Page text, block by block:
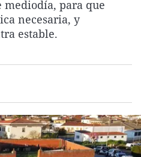
La rosa de los vientos
Gente viajera
Caso
Retornados
Extremadura
Galicia
Virales
Televisión
mediodía, para que
necesaria, y
estable.